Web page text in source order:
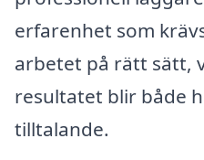
erfarenhet som
arbetet på rätt sätt,
resultatet blir både
tilltalande.